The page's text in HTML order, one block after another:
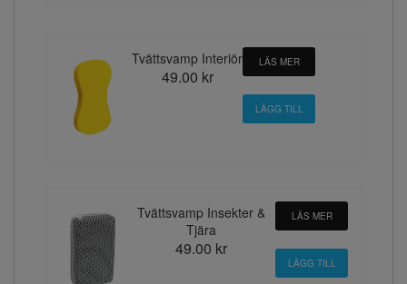
Tvättsvamp Interiör
49.00 kr
LÄS MER
Tvättsvamp Insekter &
Tjära
49.00 kr
LÄS MER